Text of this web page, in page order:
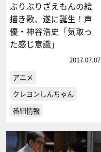
ぶりぶりざえもんの絵
描き歌、遂に誕生！声
優・神谷浩史「気取っ
た感じ意識」
2017.07.07
アニメ
クレヨンしんちゃん
番組情報